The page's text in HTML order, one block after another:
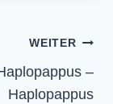
WEITER
–
Haplopappus